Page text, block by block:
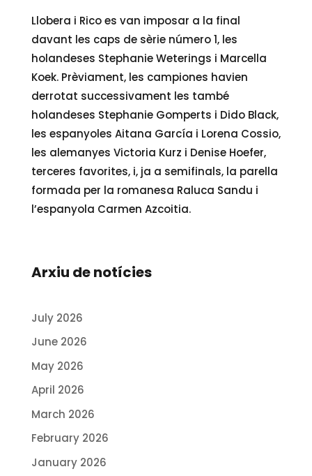
Llobera i Rico es van imposar a la final
davant les caps de sèrie número 1, les
holandeses Stephanie Weterings i Marcella
Koek. Prèviament, les campiones havien
derrotat successivament les també
holandeses Stephanie Gomperts i Dido Black,
les espanyoles Aitana García i Lorena Cossio,
les alemanyes Victoria Kurz i Denise Hoefer,
terceres favorites, i, ja a semifinals, la parella
formada per la romanesa Raluca Sandu i
l’espanyola Carmen Azcoitia.
Arxiu de notícies
July 2026
June 2026
May 2026
April 2026
March 2026
February 2026
January 2026